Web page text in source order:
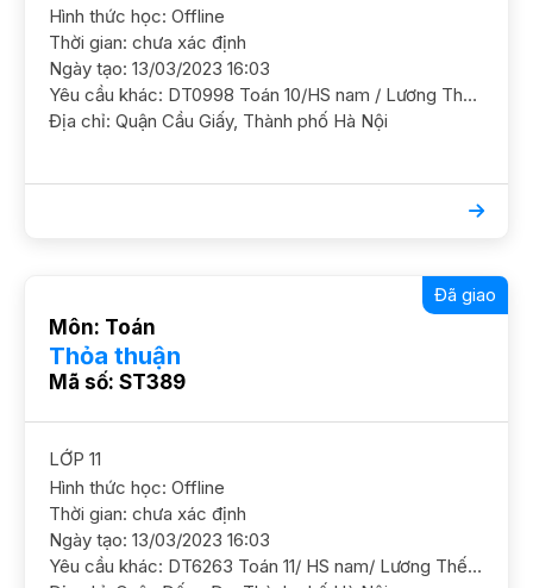
Hình thức học: Offline
Thời gian: chưa xác định
Ngày tạo: 13/03/2023 16:03
Yêu cầu khác: DT0998 Toán 10/HS nam / Lương Thế Vinh/ HL Khá Cần GS ôn luyện chắc kiến thức và nâng cao dần GS nam nữ ok, nghiêm khắc. ĐC Hoàng Quốc Việt Học phí 180 - 220k/2h
Địa chỉ: Quận Cầu Giấy, Thành phố Hà Nội
Môn: Toán
Thỏa thuận
Mã số: ST389
Đã giao
LỚP 11
Hình thức học: Offline
Thời gian: chưa xác định
Ngày tạo: 13/03/2023 16:03
Yêu cầu khác: DT6263 Toán 11/ HS nam/ Lương Thế Vinh/ HL K Cần GS ôn luyện chắc kiến thức ôn thi ĐH Mục tiêu ĐH Bách khoa ĐC Láng Hạ, Đống Đa GS nam nữ ok